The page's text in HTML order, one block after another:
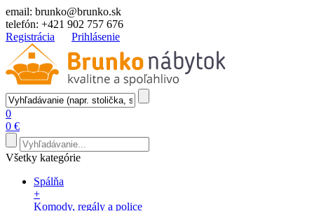
email: brunko@brunko.sk
telefón: +421 902 757 676
Registrácia
Prihlásenie
0
0 €
Všetky kategórie
Spálňa
+
Komody, regály a police